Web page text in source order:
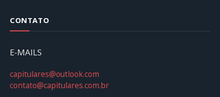
CONTATO
E-MAILS
capitulares@outlook.com
contato@capitulares.com.br